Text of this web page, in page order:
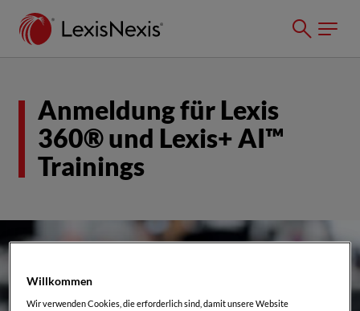
Anmeldung für Lexis
360® und Lexis+ AI™
Trainings
Willkommen
Wir verwenden Cookies, die erforderlich sind, damit unsere Website